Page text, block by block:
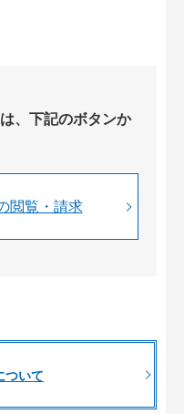
、下記のボタンか
閲覧・請求
ついて